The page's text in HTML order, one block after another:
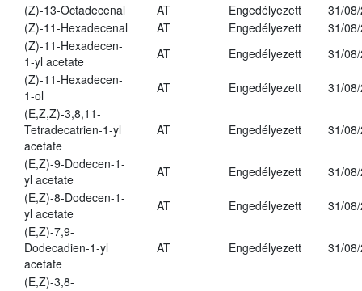
(Z)-13-Octadecenal
AT Engedélyezett
31/
(Z)-11-Hexadecenal
AT Engedélyezett
31/
(Z)-11-Hexadecen-
1-yl acetate
AT Engedélyezett
31/
(Z)-11-Hexadecen-
1-ol
AT Engedélyezett
31/
(E,Z,Z)-3,8,11-
Tetradecatrien-1-yl
acetate
AT Engedélyezett 31/
(E,Z)-9-Dodecen-1-
yl acetate
AT Engedélyezett
31/
(E,Z)-8-Dodecen-1-
yl acetate
AT Engedélyezett
31/
(E,Z)-7,9-
Dodecadien-1-yl
acetate
AT Engedélyezett 31/
(E,Z)-3,8-